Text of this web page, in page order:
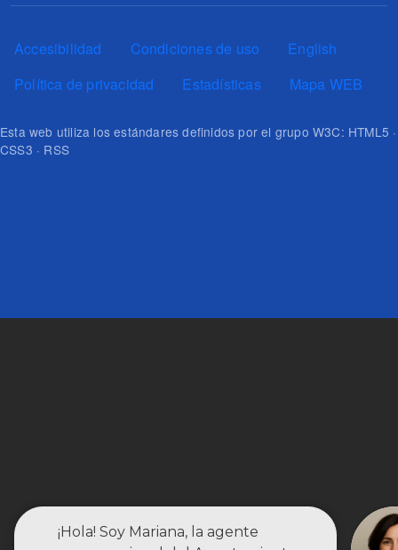
Pie de página
Accesibilidad Condiciones de uso
English
Política de privacidad
Estadísticas Mapa WEB
Esta web utiliza los estándares definidos por el grupo W3C: HTML5 ·
CSS3 · RSS